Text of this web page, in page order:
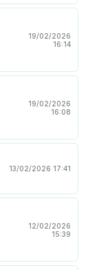
19/02/2026
16:14
19/02/2026
16:08
13/02/2026 17:41
12/02/2026
15:39